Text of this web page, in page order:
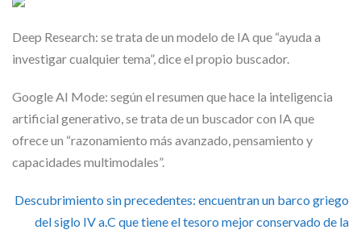
Deep Research: se trata de un modelo de IA que “ayuda a
investigar cualquier tema”, dice el propio buscador.
Google AI Mode: según el resumen que hace la inteligencia
artificial generativo, se trata de un buscador con IA que
ofrece un “razonamiento más avanzado, pensamiento y
capacidades multimodales”.
Descubrimiento sin precedentes: encuentran un barco griego
del siglo IV a.C que tiene el tesoro mejor conservado de la